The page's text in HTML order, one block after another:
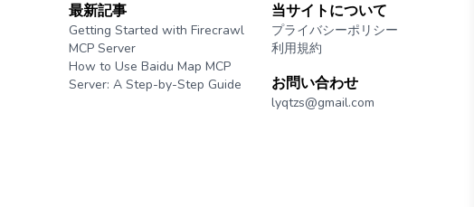
最新記事
Getting Started with Firecrawl
MCP Server
How to Use Baidu Map MCP
Server: A Step-by-Step Guide
当サイトについて
プライバシーポリシー
利用規約
お問い合わせ
lyqtzs@gmail.com